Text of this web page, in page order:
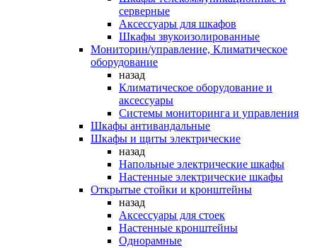
серверные
Аксессуары для шкафов
Шкафы звукоизолированные
Мониторин/управление, Климатическое
оборудование
назад
Климатическое оборудование и
аксессуары
Системы мониторинга и управления
Шкафы антивандальные
Шкафы и щиты электрические
назад
Напольные электрические шкафы
Настенные электрические шкафы
Открытые стойки и кронштейны
назад
Аксессуары для стоек
Настенные кронштейны
Однорамные